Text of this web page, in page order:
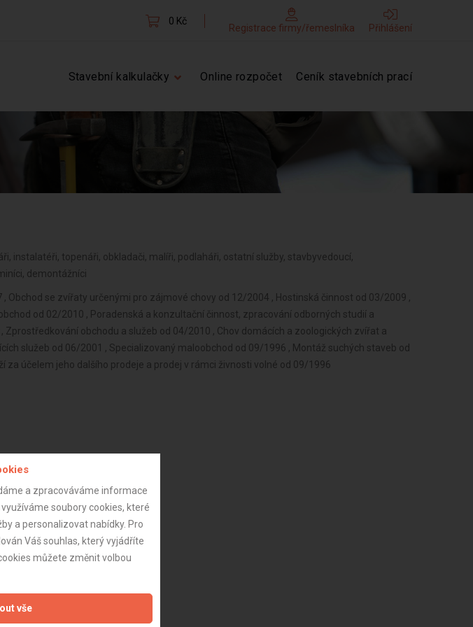
0 Kč
Registrace firmy/řemeslníka Přihlášení
Stavební kalkulačky Online rozpočet Ceník stavebních prací
instalatéři, topenáři, obkladači, malíři, podlaháři, ostatní služby, stavbyvedoucí,
demontážníci
Obchod se zvířaty určenými pro zájmové chovy od 12/2004 , Hostinská činnost od 03/2009 ,
od 02/2010 , Poradenská a konzultační činnost, zpracování odborných studií a
Zprostředkování obchodu a služeb od 04/2010 , Chov domácích a zoologických zvířat a
služeb od 06/2001 , Specializovaný maloobchod od 09/1996 , Montáž suchých staveb od
za účelem jeho dalšího prodeje a prodej v rámci živnosti volné od 09/1996
a zpracováváme informace
soubory cookies, které
a personalizovat nabídky. Pro
Váš souhlas, který vyjádříte
můžete změnit volbou
vše